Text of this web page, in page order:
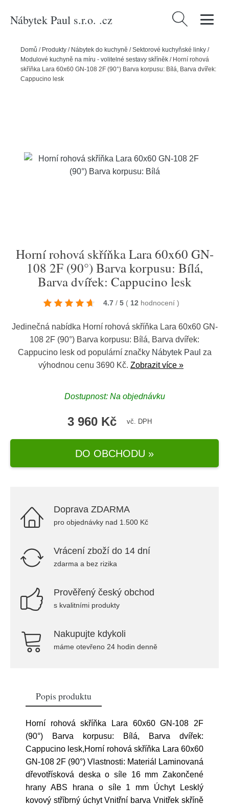
Nábytek Paul s.r.o. .cz Vyhledávání
Domů / Produkty / Nábytek do kuchyně /Sektorové kuchyňské linky /
Modulové kuchyně na míru - volitelné sestavy skříněk / Horní rohová
skříňka Lara 60x60 GN-108 2F (90°) Barva korpusu: Bílá, Barva dvířek:
Cappucino lesk
Horní rohová skříňka Lara 60x60 GN-
108 2F (90°) Barva korpusu: Bílá,
Barva dvířek: Cappucino lesk
4.7 / 5 ( 12 hodnocení )
Jedinečná nabídka Horní rohová skříňka Lara 60x60 GN-
108 2F (90°) Barva korpusu: Bílá, Barva dvířek:
Cappucino lesk od populární značky Nábytek Paul za
výhodnou cenu 3690 Kč. Zobrazit více »
Dostupnost: Na objednávku
3 960 Kč vč. DPH
DO OBCHODU »
Doprava ZDARMA
pro objednávky nad 1.500 Kč
Vrácení zboží do 14 dní
zdarma a bez rizika
Prověřený český obchod
s kvalitními produkty
Nakupujte kdykoli
máme otevřeno 24 hodin denně
Popis produktu
Horní rohová skříňka Lara 60x60 GN-108 2F
(90°) Barva korpusu: Bílá, Barva dvířek:
Cappucino lesk,Horní rohová skříňka Lara 60x60
GN-108 2F (90°) Vlastnosti: Materiál Laminovaná
dřevotřísková deska o síle 16 mm Zakončené
hrany ABS hrana o síle 1 mm Úchyt Lesklý
kovový stříbrný úchyt Vnitřní barva Vnitřek skříně